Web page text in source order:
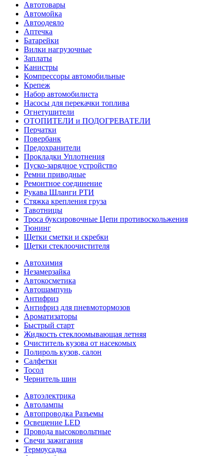
Автотовары
Автомойка
Автоодеяло
Аптечка
Батарейки
Вилки нагрузочные
Заплаты
Канистры
Компрессоры автомобильные
Крепеж
Набор автомобилиста
Насосы для перекачки топлива
Огнетушители
ОТОПИТЕЛИ и ПОДОГРЕВАТЕЛИ
Перчатки
Повербанк
Предохранители
Прокладки Уплотнения
Пуско-зарядное устройство
Ремни приводные
Ремонтное соединение
Рукава Шланги РТИ
Стяжка крепления груза
Тавотницы
Троса буксировочные Цепи противоскольжения
Тюнинг
Щетки сметки и скребки
Щетки стеклоочистителя
Автохимия
Незамерзайка
Автокосметика
Автошампунь
Антифриз
Антифриз для пневмотормозов
Ароматизаторы
Быстрый старт
Жидкость стеклоомывающая летняя
Очиститель кузова от насекомых
Полироль кузов, салон
Салфетки
Тосол
Чернитель шин
Автоэлектрика
Автолампы
Автопроводка Разъемы
Освещение LED
Провода высоковольтные
Свечи зажигания
Термоусадка